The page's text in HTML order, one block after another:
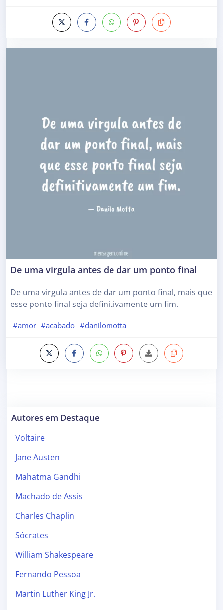
De uma virgula antes de dar um ponto final
De uma virgula antes de dar um ponto final, mais que
esse ponto final seja definitivamente um fim.
#amor #acabado #danilomotta
Autores em Destaque
Voltaire
Jane Austen
Mahatma Gandhi
Machado de Assis
Charles Chaplin
Sócrates
William Shakespeare
Fernando Pessoa
Martin Luther King Jr.